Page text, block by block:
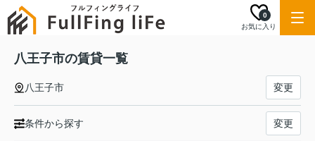
お気に入り
0
八王子市の賃貸一覧
八王子市 変更
条件から探す 変更